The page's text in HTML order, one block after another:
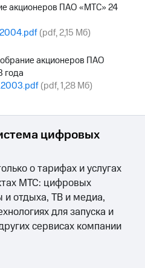
акционеров ПАО «МТС» 24
(pdf, 2,15 Мб)
акционеров ПАО
года
(pdf, 1,28 Мб)
цифровых
о тарифах и услугах
МТС: цифровых
и отдыха, ТВ и медиа,
для запуска и
сервисах компании